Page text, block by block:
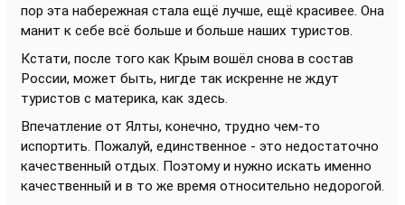
пор эта набережная стала ещё лучше, ещё красивее. Она
манит к себе всё больше и больше наших туристов.
Кстати, после того как Крым вошёл снова в состав
России, может быть, нигде так искренне не ждут
туристов с материка, как здесь.
Впечатление от Ялты, конечно, трудно чем-то
испортить. Пожалуй, единственное - это недостаточно
качественный отдых. Поэтому и нужно искать именно
качественный и в то же время относительно недорогой.